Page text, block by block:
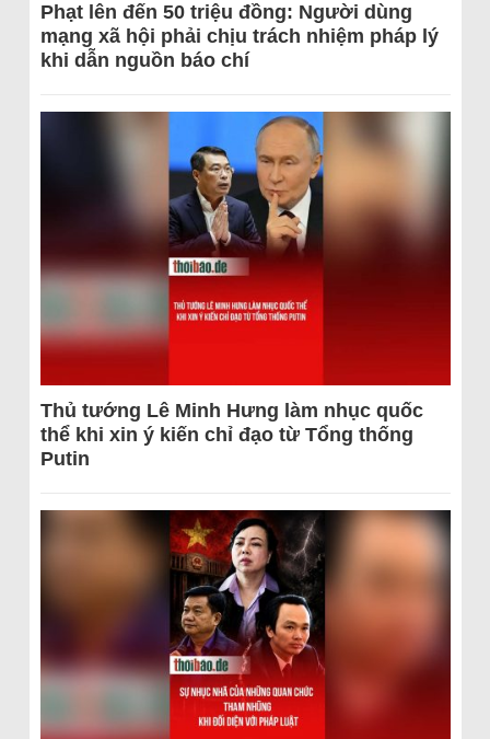
Phạt lên đến 50 triệu đồng: Người dùng
mạng xã hội phải chịu trách nhiệm pháp lý
khi dẫn nguồn báo chí
Thủ tướng Lê Minh Hưng làm nhục quốc
thể khi xin ý kiến chỉ đạo từ Tổng thống
Putin